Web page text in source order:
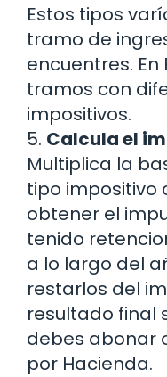
Estos tipos
tramo de
encuentres. En
tramos con
impositivos.
5. Calcula el
Multiplica la
tipo impositivo
obtener el
tenido
a lo largo del
restarlos del
resultado final
debes abonar
por Hacienda.